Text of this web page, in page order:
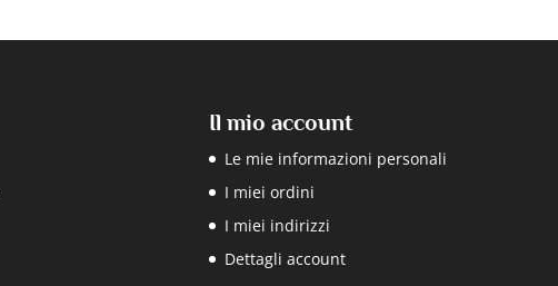
Il mio account
Le mie informazioni personali
I miei ordini
I miei indirizzi
Dettagli account